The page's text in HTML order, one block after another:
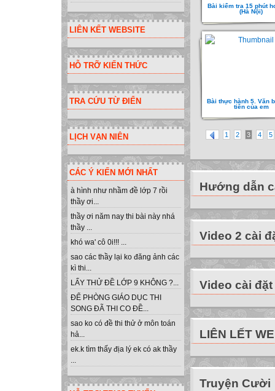
LIÊN KẾT WEBSITE
HỖ TRỠ KIẾN THỨC
TRA CỨU TỪ ĐIỂN
LỊCH VẠN NIÊN
CÁC Ý KIẾN MỚI NHẤT
à hình như nhầm đề lớp 7 rồi
thầy ơi...
thầy ơi năm nay thi bài này nhá
thầy ...
khó wa' cô 0i!!! ...
sao các thầy lại ko đăng ảnh các
kì thi...
LẤY THỬ ĐỀ LỚP 9 KHÔNG ?...
ĐỂ PHÒNG GIÁO DỤC THI
SONG ĐÃ THI CO ĐỀ...
sao ko có đề thi thử ở môn toán
hả...
ek.k tìm thấy địa lý ek có ak thầy
...
Bài kiểm tra 15 phút
(Hà Nội)
Bài thực hành 5. Văn
tiên của em
1 2 3 4 5
Hướng dẫn
Video 2 cài
Video cài đặt
LIÊN LẾT
Truyện Cười